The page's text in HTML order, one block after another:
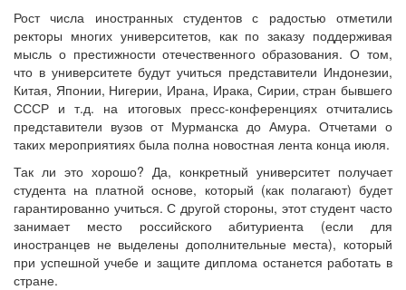
Рост числа иностранных студентов с радостью отметили
ректоры многих университетов, как по заказу поддерживая
мысль о престижности отечественного образования. О том,
что в университете будут учиться представители Индонезии,
Китая, Японии, Нигерии, Ирана, Ирака, Сирии, стран бывшего
СССР и т.д. на итоговых пресс-конференциях отчитались
представители вузов от Мурманска до Амура. Отчетами о
таких мероприятиях была полна новостная лента конца июля.
Так ли это хорошо? Да, конкретный университет получает
студента на платной основе, который (как полагают) будет
гарантированно учиться. С другой стороны, этот студент часто
занимает место российского абитуриента (если для
иностранцев не выделены дополнительные места), который
при успешной учебе и защите диплома останется работать в
стране.